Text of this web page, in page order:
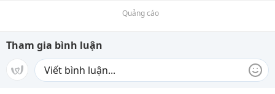
Quảng cáo
Tham gia bình luận